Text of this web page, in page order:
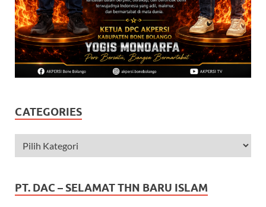
CATEGORIES
PT. DAC – SELAMAT THN BARU ISLAM